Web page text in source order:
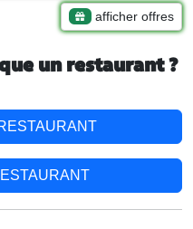
afficher offres
un restaurant ?